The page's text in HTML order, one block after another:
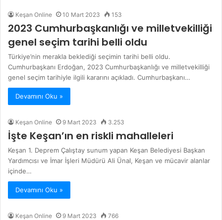
Keşan Online 10 Mart 2023 153
2023 Cumhurbaşkanlığı ve milletvekilliği
genel seçim tarihi belli oldu
Türkiye’nin merakla beklediği seçimin tarihi belli oldu.
Cumhurbaşkanı Erdoğan, 2023 Cumhurbaşkanlığı ve milletvekilliği
genel seçim tarihiyle ilgili kararını açıkladı. Cumhurbaşkanı…
Devamını Oku »
Keşan Online 9 Mart 2023 3.253
İşte Keşan’ın en riskli mahalleleri
Keşan 1. Deprem Çalıştay sunum yapan Keşan Belediyesi Başkan
Yardımcısı ve İmar İşleri Müdürü Ali Ünal, Keşan ve mücavir alanlar
içinde…
Devamını Oku »
Keşan Online 9 Mart 2023 766